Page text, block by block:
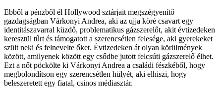
Ebből a pénzből él Hollywood sztárjait megszégyenítő
gazdagságban Várkonyi Andrea, aki az ujja köré csavart egy
identitászavarral küzdő, problematikus gázszerelőt, akit évtizedeken
keresztül tűrt és támogatott a szerencsétlen felesége, aki gyerekeket
szült neki és felnevelte őket. Évtizedeken át olyan körülmények
között, amilyenek között egy csődbe jutott felcsúti gázszerelő élhet.
Ezt a nőt pöckölte ki Várkonyi Andrea a családi fészkéből, hogy
megbolondítson egy szerencsétlen hülyét, aki elhiszi, hogy
beleszeretett egy fiatal, csinos médiasztár.